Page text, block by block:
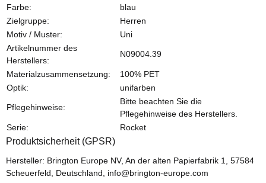
Farbe:
blau
Zielgruppe:
Herren
Motiv / Muster:
Uni
Artikelnummer des
Herstellers:
N09004.39
Materialzusammensetzung:
100% PET
Optik:
unifarben
Pflegehinweise:
Bitte beachten Sie die
Pflegehinweise des Herstellers.
Serie:
Rocket
Produktsicherheit (GPSR)
Hersteller: Brington Europe NV, An der alten Papierfabrik 1, 57584
Scheuerfeld, Deutschland, info@brington-europe.com